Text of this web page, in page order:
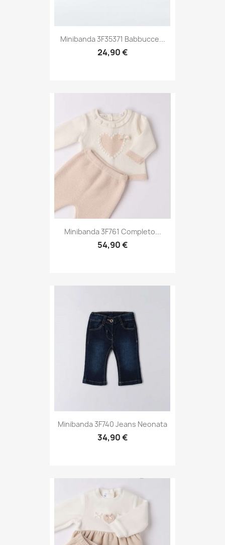
Minibanda 3F35371 Babbucce...
24,90 €
Minibanda 3F761 Completo...
54,90 €
Minibanda 3F740 Jeans Neonata
34,90 €